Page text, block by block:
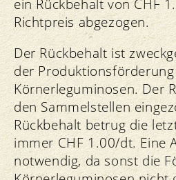
ein Rückbehalt von CHF
Richtpreis abgezogen.
Der Rückbehalt ist
der
Körnerleguminosen. Der
den Sammelstellen
Rückbehalt betrug die
immer CHF 1.00/dt. Eine
notwendig, da sonst die